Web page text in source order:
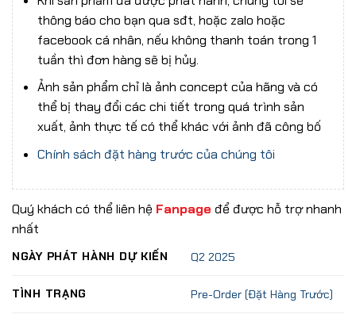
thông báo cho bạn qua sđt, hoặc zalo hoặc
facebook cá nhân, nếu không thanh toán trong 1
tuần thì đơn hàng sẽ bị hủy.
Ảnh sản phẩm chỉ là ảnh concept của hãng và có
thể bị thay đổi các chi tiết trong quá trình sản
xuất, ảnh thực tế có thể khác với ảnh đã công bố
Chính sách đặt hàng trước của chúng tôi
Quý khách có thể liên hệ Fanpage để được hỗ trợ nhanh
nhất
NGÀY PHÁT HÀNH DỰ KIẾN Q2 2025
TÌNH TRẠNG Pre-Order (Đặt Hàng Trước)